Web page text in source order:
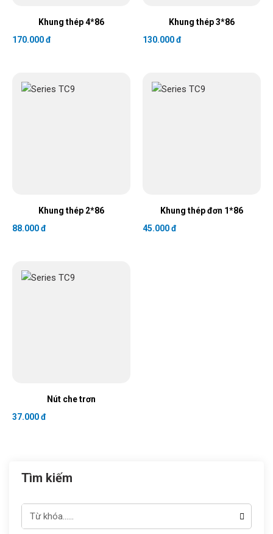
Khung thép 4*86
170.000 đ
Khung thép 3*86
130.000 đ
Khung thép 2*86
88.000 đ
Khung thép đơn 1*86
45.000 đ
Nút che trơn
37.000 đ
Tìm kiếm